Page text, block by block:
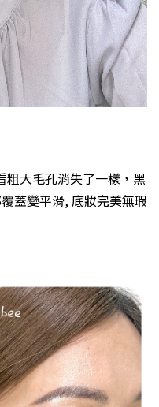
粗大毛孔消失了一樣，黑
蓋變平滑, 底妝完美無瑕